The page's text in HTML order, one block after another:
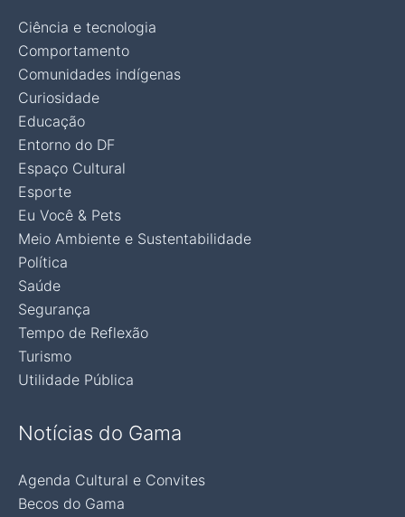
Ciência e tecnologia
Comportamento
Comunidades indígenas
Curiosidade
Educação
Entorno do DF
Espaço Cultural
Esporte
Eu Você & Pets
Meio Ambiente e Sustentabilidade
Política
Saúde
Segurança
Tempo de Reflexão
Turismo
Utilidade Pública
Notícias do Gama
Agenda Cultural e Convites
Becos do Gama